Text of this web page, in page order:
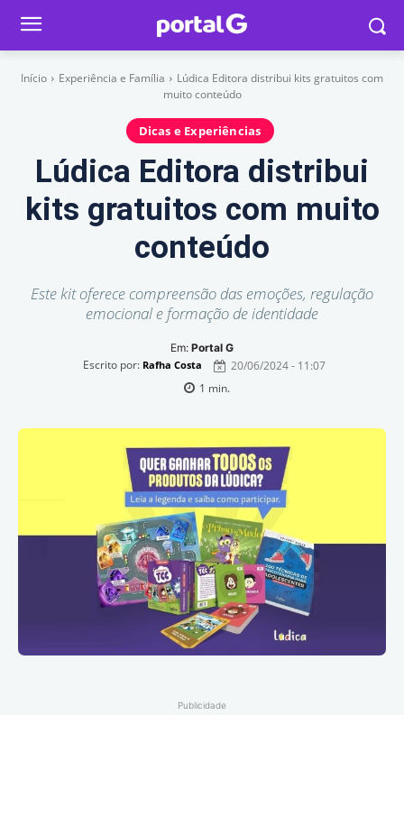
Início Experiência e Família
Lúdica Editora distribui kits gratuitos com
muito conteúdo
Dicas e Experiências
Lúdica Editora distribui
kits gratuitos com muito
conteúdo
Este kit oferece compreensão das emoções, regulação
emocional e formação de identidade
Em: Portal G
Escrito por: Rafha Costa
20/06/2024 - 11:07
1 min.
Publicidade